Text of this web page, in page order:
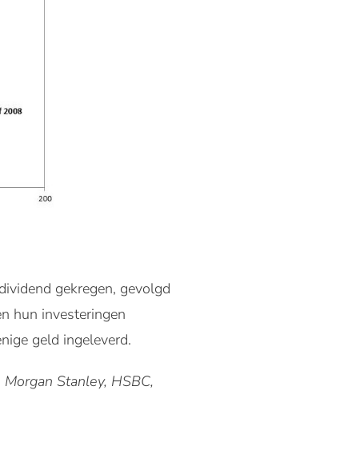
gekregen, gevolgd
hun investeringen
geld ingeleverd.
Stanley, HSBC,